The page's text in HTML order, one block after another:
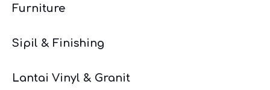
Furniture
Sipil & Finishing
Lantai Vinyl & Granit